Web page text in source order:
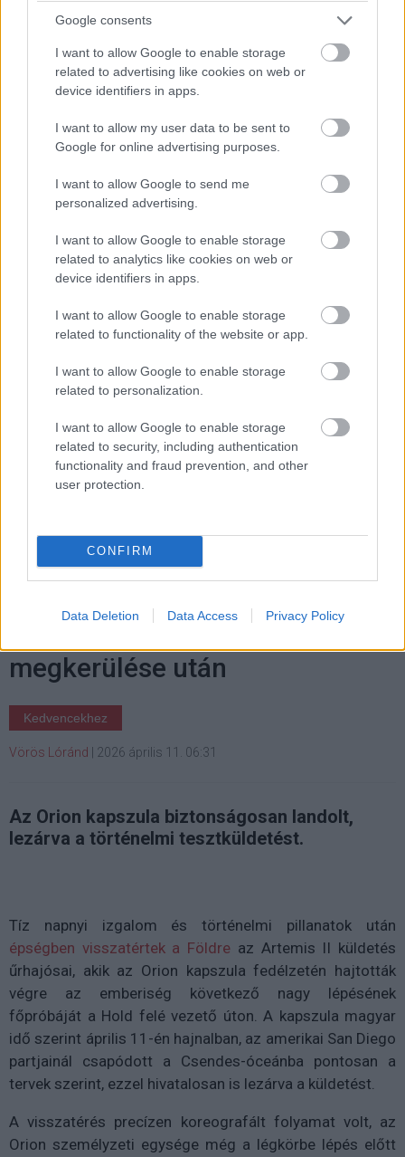
Google consents
I want to allow Google to enable storage
related to advertising like cookies on web or
device identifiers in apps.
I want to allow my user data to be sent to
Google for online advertising purposes.
I want to allow Google to send me
personalized advertising.
I want to allow Google to enable storage
related to analytics like cookies on web or
device identifiers in apps.
I want to allow Google to enable storage
related to functionality of the website or app.
I want to allow Google to enable storage
related to personalization.
I want to allow Google to enable storage
related to security, including authentication
functionality and fraud prevention, and other
user protection.
CONFIRM
Data Deletion Data Access Privacy Policy
hogy együttműködik a hatóságokkal a nyomozás során.
A dolgozókat belső üzenetben tájékoztatták a
történtekről, és hangsúlyozták, hogy nincs közvetlen
veszély a munkatársakra vagy az irodákra nézve. Ennek
ellenére megnövelt rendőri jelenlétet és biztonsági
Megjegyzendő, hogy nem először érte fenyegetés a
egy incidens miatt.
Pulzusméréssel segíti a biztonságos mozgást az új
balatoni kardioösvény (X)
Balatonalmádiban.
#sam altman #openai #molotov-koktél
Sikeresen hazatértek az
Artemis II űrhajósai a Hold
megkerülése után
Kedvencekhez
Vörös Lóránd 2026 április 11. 06:31
Az Orion kapszula biztonságosan landolt,
lezárva a történelmi tesztküldetést.
Tíz napnyi izgalom és történelmi pillanatok után
épségben visszatértek a Földre az Artemis II küldetés
űrhajósai, akik az Orion kapszula fedélzetén hajtották
végre az emberiség következő nagy lépésének
főpróbáját a Hold felé vezető úton. A kapszula magyar
idő szerint április 11-én hajnalban, az amerikai San Diego
partjainál csapódott a Csendes-óceánba pontosan a
tervek szerint, ezzel hivatalosan is lezárva a küldetést.
A visszatérés precízen koreografált folyamat volt, az
Orion személyzeti egysége még a légkörbe lépés előtt